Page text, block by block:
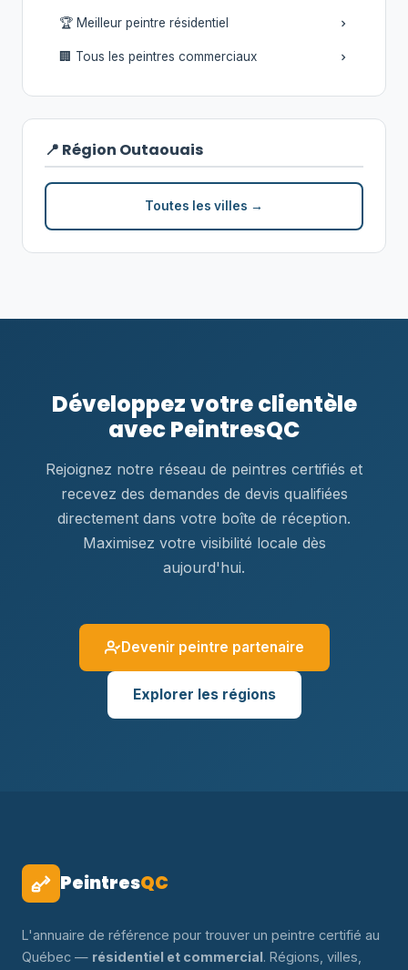
🏆 Meilleur peintre résidentiel
🏢 Tous les peintres commerciaux
📍 Région Outaouais
Toutes les villes →
Développez votre clientèle
avec PeintresQC
Rejoignez notre réseau de peintres certifiés et
recevez des demandes de devis qualifiées
directement dans votre boîte de réception.
Maximisez votre visibilité locale dès
aujourd'hui.
Devenir peintre partenaire
Explorer les régions
PeintresQC
L'annuaire de référence pour trouver un peintre certifié au
Québec — résidentiel et commercial. Régions, villes,